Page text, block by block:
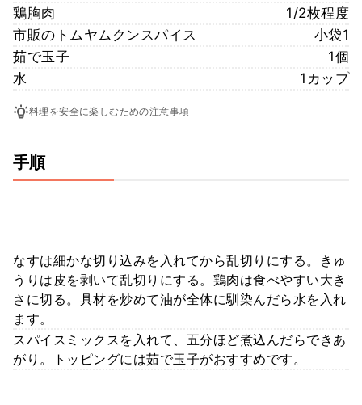
鶏胸肉
1/2枚程度
市販のトムヤムクンスパイス
小袋1
茹で玉子
1個
水
1カップ
料理を安全に楽しむための注意事項
手順
なすは細かな切り込みを入れてから乱切りにする。きゅ
うりは皮を剥いて乱切りにする。鶏肉は食べやすい大き
さに切る。具材を炒めて油が全体に馴染んだら水を入れ
ます。
スパイスミックスを入れて、五分ほど煮込んだらできあ
がり。トッピングには茹で玉子がおすすめです。